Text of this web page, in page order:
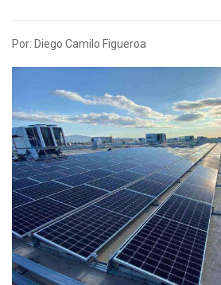
Por: Diego Camilo Figueroa